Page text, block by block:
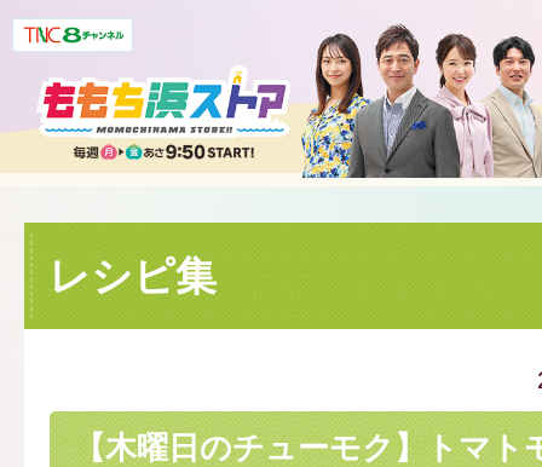
レシピ集
【木曜日のチューモク】トマト